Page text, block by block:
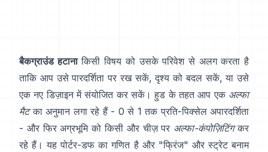
बैकग्राउंड हटानाकिसी विषय को उसके परिवेश से अलग करता है
ताकि आप उसे पारदर्शिता पर रख सकें, दृश्य को बदल सकें, या उसे
एक नए डिज़ाइन में संयोजित कर सकें। हुड के तहत आप एक अल्फा
मैटका अनुमान लगा रहे हैं - 0 से 1 तक प्रति-पिक्सेल अपारदर्शिता
- और फिर अग्रभूमि को किसी और चीज़ पर अल्फा-कंपोज़िटिंगकर
रहे हैं। यहपोर्टर-डफ का गणित है और "फ्रिंज" और स्ट्रेट बनाम